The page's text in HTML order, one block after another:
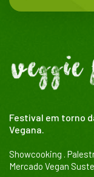
Festival em torno
Vegana.
Showcooking .
Mercado Vegan